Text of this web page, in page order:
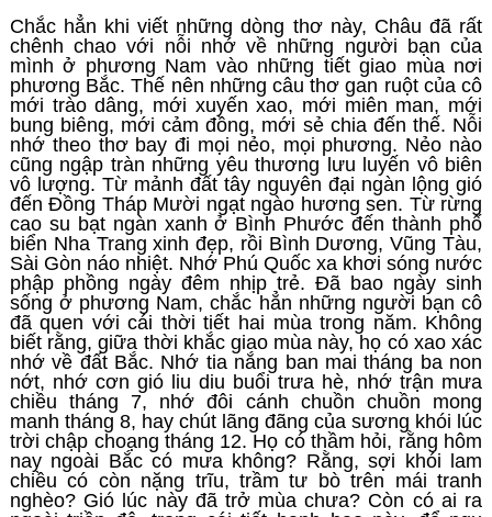
Chắc hẳn khi viết những dòng thơ này, Châu đã rất
chênh chao với nỗi nhớ về những người bạn của
mình ở phương Nam vào những tiết giao mùa nơi
phương Bắc. Thế nên những câu thơ gan ruột của cô
mới trào dâng, mới xuyến xao, mới miên man, mới
bung biêng, mới cảm đồng, mới sẻ chia đến thế. Nỗi
nhớ theo thơ bay đi mọi nẻo, mọi phương. Nẻo nào
cũng ngập tràn những yêu thương lưu luyến vô biên
vô lượng. Từ mảnh đất tây nguyên đại ngàn lộng gió
đến Đồng Tháp Mười ngạt ngào hương sen. Từ rừng
cao su bạt ngàn xanh ở Bình Phước đến thành phố
biển Nha Trang xinh đẹp, rồi Bình Dương, Vũng Tàu,
Sài Gòn náo nhiệt. Nhớ Phú Quốc xa khơi sóng nước
phập phồng ngày đêm nhịp trẻ. Đã bao ngày sinh
sống ở phương Nam, chắc hẳn những người bạn cô
đã quen với cái thời tiết hai mùa trong năm. Không
biết rằng, giữa thời khắc giao mùa này, họ có xao xác
nhớ về đất Bắc. Nhớ tia nắng ban mai tháng ba non
nớt, nhớ cơn gió liu diu buổi trưa hè, nhớ trận mưa
chiều tháng 7, nhớ đôi cánh chuồn chuồn mong
manh tháng 8, hay chút lãng đãng của sương khói lúc
trời chập choạng tháng 12. Họ có thầm hỏi, rằng hôm
nay ngoài Bắc có mưa không? Rằng, sợi khói lam
chiều có còn nặng trĩu, trầm tư bò trên mái tranh
nghèo? Gió lúc này đã trở mùa chưa? Còn có ai ra